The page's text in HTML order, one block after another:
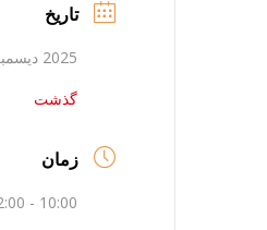
تاریخ
2025 دیسمبر 03
گذشت
زمان
10:00 - 12:00